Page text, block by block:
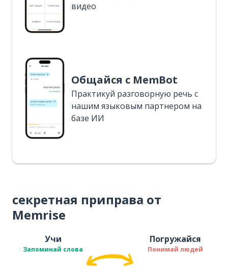
видео
Общайся с MemBot
Практикуй разговорную речь с
нашим языковым партнером на
базе ИИ
секретная приправа от
Memrise
Учи
Запоминай слова
Погружайся
Понимай людей